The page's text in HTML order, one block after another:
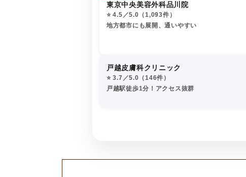
東京中央美容外科品川院
⭐️ 4.5／5.0（1,093件）
地方都市にも展開、通いやすい
戸越皮膚科クリニック
⭐️ 3.7／5.0（146件）
戸越駅徒歩1分！アクセス抜群